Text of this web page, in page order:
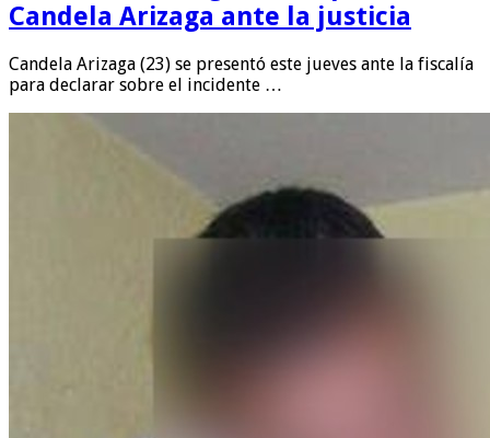
Candela Arizaga ante la justicia
Candela Arizaga (23) se presentó este jueves ante la fiscalía
para declarar sobre el incidente …